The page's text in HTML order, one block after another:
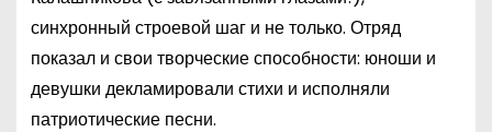
синхронный строевой шаг и не только. Отряд
показал и свои творческие способности: юноши и
девушки декламировали стихи и исполняли
патриотические песни.